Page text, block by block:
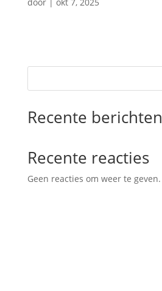
Recente berichten
Recente reacties
Geen reacties om weer te geven.